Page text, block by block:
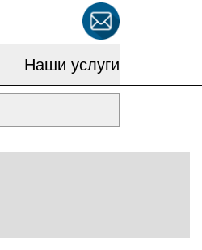
Наши услуги